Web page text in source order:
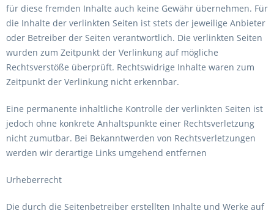
für diese fremden Inhalte auch keine Gewähr übernehmen. Für
die Inhalte der verlinkten Seiten ist stets der jeweilige Anbieter
oder Betreiber der Seiten verantwortlich. Die verlinkten Seiten
wurden zum Zeitpunkt der Verlinkung auf mögliche
Rechtsverstöße überprüft. Rechtswidrige Inhalte waren zum
Zeitpunkt der Verlinkung nicht erkennbar.
Eine permanente inhaltliche Kontrolle der verlinkten Seiten ist
jedoch ohne konkrete Anhaltspunkte einer Rechtsverletzung
nicht zumutbar. Bei Bekanntwerden von Rechtsverletzungen
werden wir derartige Links umgehend entfernen
Urheberrecht
Die durch die Seitenbetreiber erstellten Inhalte und Werke auf